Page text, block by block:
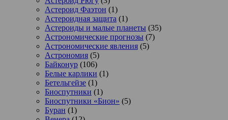
Астероид Фаэтон (1)
Астероидная защита (1)
Астероиды и малые планеты (35)
Астрономические прогнозы (7)
Астрономические явления (5)
Астрономия (5)
Байконур (106)
Белые карлики (1)
Бетельгейзе (1)
Биоспутники (1)
Биоспутники «Бион» (5)
Буран (1)